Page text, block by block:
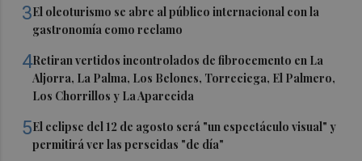
3El oleoturismo se abre al público internacional con la
gastronomía como reclamo
4Retiran vertidos incontrolados de fibrocemento en La
Aljorra, La Palma, Los Belones, Torreciega, El Palmero,
Los Chorrillos y La Aparecida
5El eclipse del 12 de agosto será "un espectáculo visual" y
permitirá ver las perseidas "de día"